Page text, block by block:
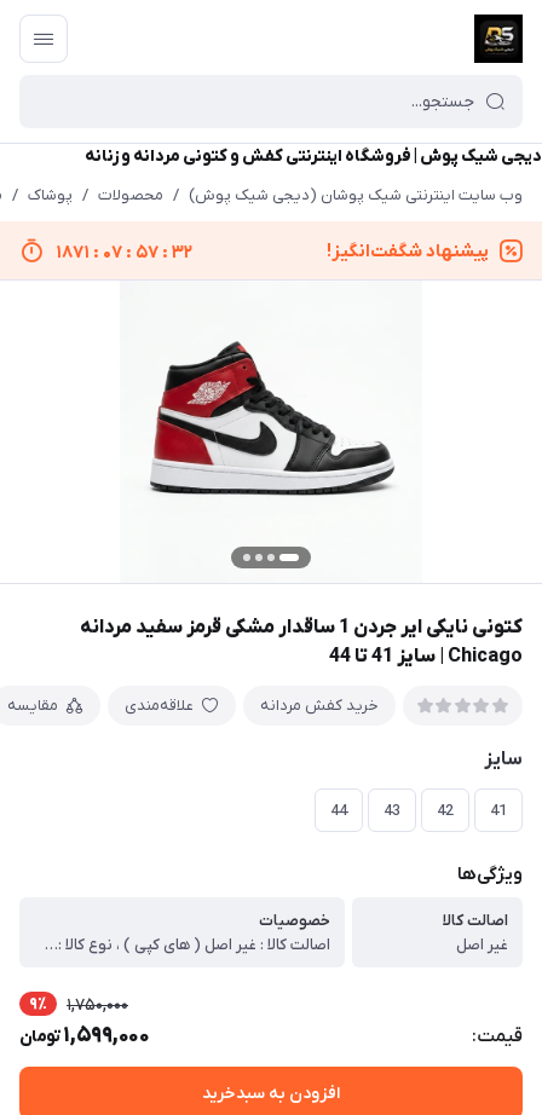
دیجی شیک پوش | فروشگاه اینترنتی کفش و کتونی مردانه و زنانه
وب سایت اینترنتی شیک پوشان (دیجی شیک پوش) / محصولات / پوشاک /
پیشنهاد شگفت‌انگیز! 1871 : 07 : 57 : 32
کتونی نایکی ایر جردن 1 ساقدار مشکی قرمز سفید مردانه
Chicago | سایز 41 تا 44
خرید کفش مردانه علاقه‌مندی مقایسه
سایز
41
42
43
44
ویژگی‌ها
اصالت کالا
غیر اصل
خصوصیات
اصالت کالا : غیر اصل ( های کپی ) ، نوع کالا : ( اسپرت – پیاده روی – باشگاه – مهمانی – استفاده روزمره ) ، مدل کالا : بندی ، دوخت : چسب پرس ، جنس زیره : پی یو + ( باعث انعطاف پذیری بیشتر کار و راحتی ) ، جنس رویه :چرم صنعتی ( باعث ضد آب کار میشود ) ، نوع کفی : راحتی ، گردش هوا ، جلو گیری از بود بد پا ، قابل تعویض ، کشور تولید کننده : ایران ، قابل شستشو : میباشد (برای شستشو محصول بهتر است از شامپو و اَبر استفاده شود. هنگام استفاده از ماشین لباسشویی از پودر آنزیم دار استفاده نشود) ، توضیحات اجمالی کالا : ، تمامی مواد اولیه این کار خارجی میباشد و در داخل مونتاژ شده قالب تمامی سایز ها استاندارد میباشد، کاملا مقاوم میباشد، چسب پرس داخل کار باعث مقاومت بیشتر کتونی در برابر فشار وارد شده میشود . ، رویه کار چرم میباشد ، علت استفاده از این رویه برای محصول باعث ضد آب شدن کار میشود.
قیمت:
1,750,000 9٪
1,599,000تومان
افزودن به سبدخرید